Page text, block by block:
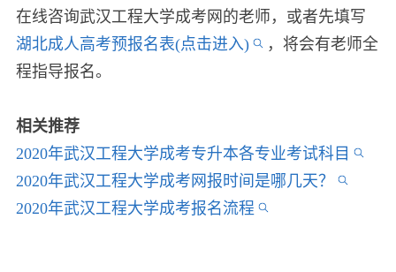
在线咨询武汉工程大学成考网的老师，或者先填写
湖北成人高考预报名表(点击进入)
，将会有老师全
程指导报名。
相关推荐
2020年武汉工程大学成考专升本各专业考试科目
2020年武汉工程大学成考网报时间是哪几天？
2020年武汉工程大学成考报名流程